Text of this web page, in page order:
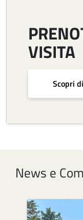
VISITA
Scopri
News e
Image